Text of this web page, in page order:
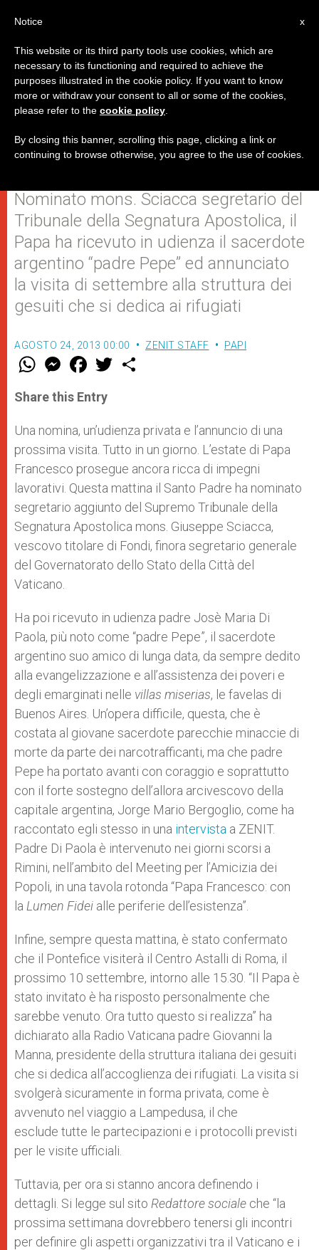
Una nomina, un'udienza e
l'annuncio della visita al Centro
Astalli: gli impegni di Francesco
Nominato mons. Sciacca segretario del
Tribunale della Segnatura Apostolica, il
Papa ha ricevuto in udienza il sacerdote
argentino “padre Pepe” ed annunciato
la visita di settembre alla struttura dei
gesuiti che si dedica ai rifugiati
AGOSTO 24, 2013 00:00 ZENIT STAFF PAPI
W
t
s
p
p
M
e
s
e
g
e
r
F
a
e
b
o
k
w
r
Share this Entry
Una nomina, un’udienza privata e l’annuncio di una
prossima visita. Tutto in un giorno. L’estate di Papa
Francesco prosegue ancora ricca di impegni
lavorativi. Questa mattina il Santo Padre ha nominato
segretario aggiunto del Supremo Tribunale della
Segnatura Apostolica mons. Giuseppe Sciacca,
vescovo titolare di Fondi, finora segretario generale
del Governatorato dello Stato della Città del
Vaticano.
Ha poi ricevuto in udienza padre Josè Maria Di
Paola, più noto come “padre Pepe”, il sacerdote
argentino suo amico di lunga data, da sempre dedito
alla evangelizzazione e all’assistenza dei poveri e
degli emarginati nelle villas miserias, le favelas di
Buenos Aires. Un’opera difficile, questa, che è
costata al giovane sacerdote parecchie minaccie di
morte da parte dei narcotrafficanti, ma che padre
Pepe ha portato avanti con coraggio e soprattutto
con il forte sostegno dell’allora arcivescovo della
capitale argentina, Jorge Mario Bergoglio, come ha
raccontato egli stesso in una intervista a ZENIT.
Padre Di Paola è intervenuto nei giorni scorsi a
Rimini, nell’ambito del Meeting per l’Amicizia dei
Popoli, in una tavola rotonda “Papa Francesco: con
la Lumen Fidei alle periferie dell’esistenza”.
Infine, sempre questa mattina, è stato confermato
che il Pontefice visiterà il Centro Astalli di Roma, il
prossimo 10 settembre, intorno alle 15.30. “Il Papa è
stato invitato è ha risposto personalmente che
sarebbe venuto. Ora tutto questo si realizza” ha
dichiarato alla Radio Vaticana padre Giovanni la
Manna, presidente della struttura italiana dei gesuiti
che si dedica all’accoglienza dei rifugiati. La visita si
svolgerà sicuramente in forma privata, come è
avvenuto nel viaggio a Lampedusa, il che
esclude tutte le partecipazioni e i protocolli previsti
per le visite ufficiali.
Tuttavia, per ora si stanno ancora definendo i
dettagli. Si legge sul sito Redattore sociale che “la
prossima settimana dovrebbero tenersi gli incontri
per definire gli aspetti organizzativi tra il Vaticano e i
x
Notice
This website or its third party tools use cookies, which are
necessary to its functioning and required to achieve the
purposes illustrated in the cookie policy. If you want to know
more or withdraw your consent to all or some of the cookies,
please refer to the cookie policy
By closing this banner, scrolling this page, clicking a link or
continuing to browse otherwise, you agree to the use of cookies.